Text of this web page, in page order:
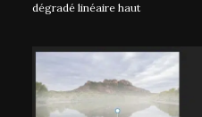
dégradé linéaire haut